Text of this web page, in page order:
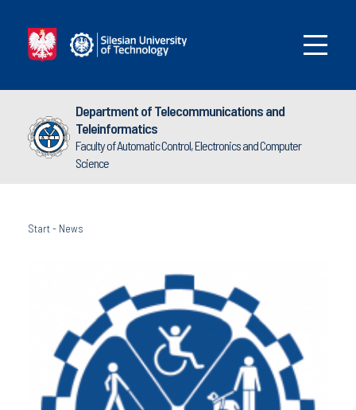
Department of Telecommunications and
Teleinformatics
Faculty of Automatic Control, Electronics and Computer
Science
Start- News